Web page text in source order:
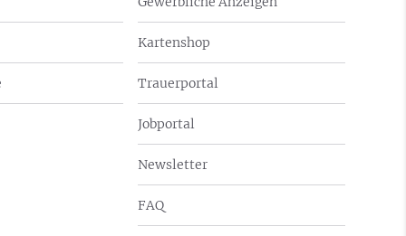
Kartenshop
Trauerportal
Jobportal
Newsletter
FAQ